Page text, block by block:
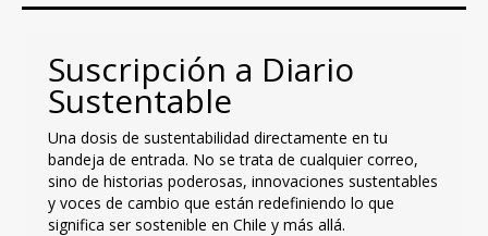
Suscripción a Diario
Sustentable
Una dosis de sustentabilidad directamente en tu
bandeja de entrada. No se trata de cualquier correo,
sino de historias poderosas, innovaciones sustentables
y voces de cambio que están redefiniendo lo que
significa ser sostenible en Chile y más allá.